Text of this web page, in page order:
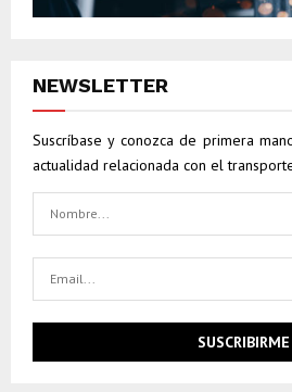
NEWSLETTER
Suscríbase y conozca de primera
actualidad relacionada con el